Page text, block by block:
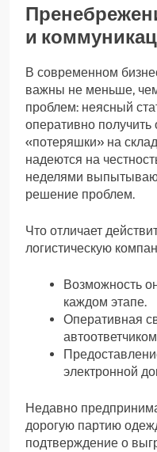
и
В современном
важны не меньше,
проблем: неясный
оперативно получить
«потеряшки» на
надеются на
неделями
решение проблем.
Что отличает
логистическую
Возможность
каждом этапе.
Оперативная
электронной
Недавно
дорогую партию
подтверждение о